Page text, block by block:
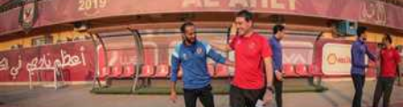
عدسات
آراء حرة
ركن الألعاب